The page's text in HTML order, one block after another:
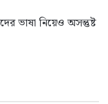
ভাষা নিয়েও অসন্তুষ্ট